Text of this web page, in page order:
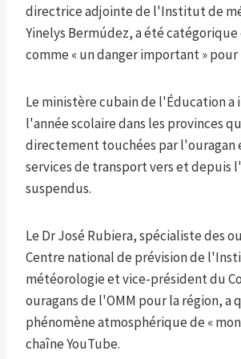
directrice adjointe de l'Institut de
Yinelys Bermúdez, a été
comme « un danger important » pour
Le ministère cubain de l'Éducation
l'année scolaire dans les provinces
directement touchées par l'ouragan
services de transport vers et depuis
suspendus.
Le Dr José Rubiera, spécialiste des
Centre national de prévision de
météorologie et vice-président du
ouragans de l'OMM pour la région, a
phénomène atmosphérique de «
chaîne YouTube.